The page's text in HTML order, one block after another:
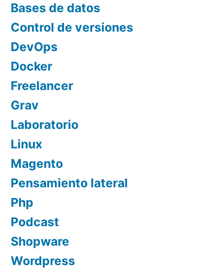
Bases de datos
Control de versiones
DevOps
Docker
Freelancer
Grav
Laboratorio
Linux
Magento
Pensamiento lateral
Php
Podcast
Shopware
Wordpress